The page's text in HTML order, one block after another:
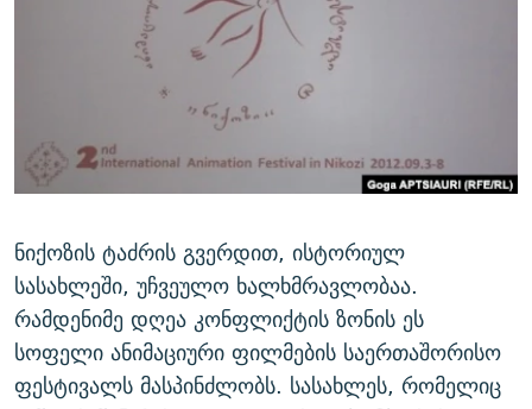
ᲛᲝᲚᲐᲞᲐᲠᲐᲙᲔ ᲢᲔᲥᲡᲢᲔᲑᲘ
ᲨᲘᲜ - ᲣᲪᲮᲝᲔᲗᲨᲘ
ᲚᲘᲢᲔᲠᲐᲢᲣᲠᲣᲚᲘ ᲬᲐᲮᲜᲐᲒᲔᲑᲘ
ᲐᲛᲔᲠᲘᲙᲣᲚᲘ ᲛᲝᲗᲮᲠᲝᲑᲐ
ᲘᲛᲞᲔᲠᲘᲐ ᲓᲐ ᲠᲐᲓᲘᲝ
ᲩᲔᲛᲘ ᲡᲘᲙᲕᲓᲘᲚᲘᲡ ᲛᲘᲖᲔᲖᲘᲐ COVID-19
11 ᲬᲔᲚᲘ - 11 ᲐᲛᲑᲐᲕᲘ
ᲡᲐᲞᲐᲠᲚᲐᲛᲔᲜᲢᲝ ᲐᲠᲩᲔᲕᲜᲔᲑᲘᲡ ᲘᲡᲢᲝᲠᲘᲐ
ᲑᲐᲕᲨᲕᲔᲑᲘ ᲞᲠᲝᲡᲢᲘᲢᲣᲪᲘᲐᲨᲘ - ᲐᲛᲝᲣᲗᲥᲛᲔᲚᲘ ᲐᲛᲑᲐᲕᲘ
5 ᲐᲛᲑᲐᲕᲘ - 20 ᲘᲕᲜᲘᲡᲡ ᲓᲐᲨᲐᲕᲔᲑᲣᲚᲔᲑᲘ
ᲐᲒᲕᲘᲡᲢᲝᲡ ᲝᲛᲘ
ПРИВЕТ ᲙᲣᲚᲢᲣᲠᲐ
რთე/რთ-ის ყველა საიტი
ნიქოზის ტაძრის გვერდით, ისტორიულ
სასახლეში, უჩვეულო ხალხმრავლობაა.
რამდენიმე დღეა კონფლიქტის ზონის ეს
სოფელი ანიმაციური ფილმების საერთაშორისო
ფესტივალს მასპინძლობს. სასახლეს, რომელიც